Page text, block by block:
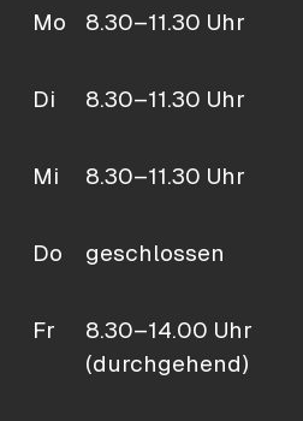
Mo 8.30–11.30 Uhr
Di
8.30–11.30 Uhr
Mi
8.30–11.30 Uhr
Do
geschlossen
Fr
8.30–14.00 Uhr
(durchgehend)